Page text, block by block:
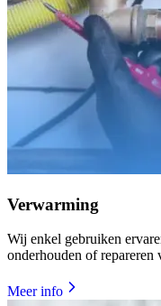
Verwarming
Wij enkel gebruiken
onderhouden of repareren
Meer info